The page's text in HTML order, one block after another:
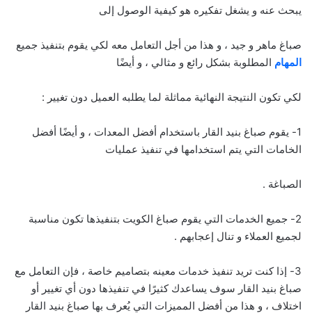
يبحث عنه و يشغل تفكيره هو كيفية الوصول إلى
صباغ ماهر و جيد ، و هذا من أجل التعامل معه لكي يقوم بتنفيذ جميع
المهام المطلوبة بشكل رائع و مثالي ، و أيضًا
لكي تكون النتيجة النهائية مماثلة لما يطلبه العميل دون تغيير :
1- يقوم صباغ بنيد القار باستخدام أفضل المعدات ، و أيضًا أفضل
الخامات التي يتم استخدامها في تنفيذ عمليات
الصباغة .
2- جميع الخدمات التي يقوم صباغ الكويت بتنفيذها تكون مناسبة
لجميع العملاء و تنال إعجابهم .
3- إذا كنت تريد تنفيذ خدمات معينه بتصاميم خاصة ، فإن التعامل مع
صباغ بنيد القار سوف يساعدك كثيرًا في تنفيذها دون أي تغيير أو
اختلاف ، و هذا من أفضل المميزات التي يُعرف بها صباغ بنيد القار